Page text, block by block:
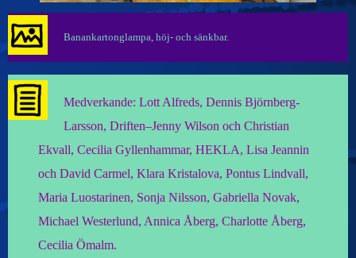
Banankartonglampa, höj- och sänkbar.
Medverkande: Lott Alfreds, Dennis Björnberg-
Larsson, Driften–Jenny Wilson och Christian
Ekvall, Cecilia Gyllenhammar, HEKLA, Lisa Jeannin
och David Carmel, Klara Kristalova, Pontus Lindvall,
Maria Luostarinen, Sonja Nilsson, Gabriella Novak,
Michael Westerlund, Annica Åberg, Charlotte Åberg,
Cecilia Ömalm.